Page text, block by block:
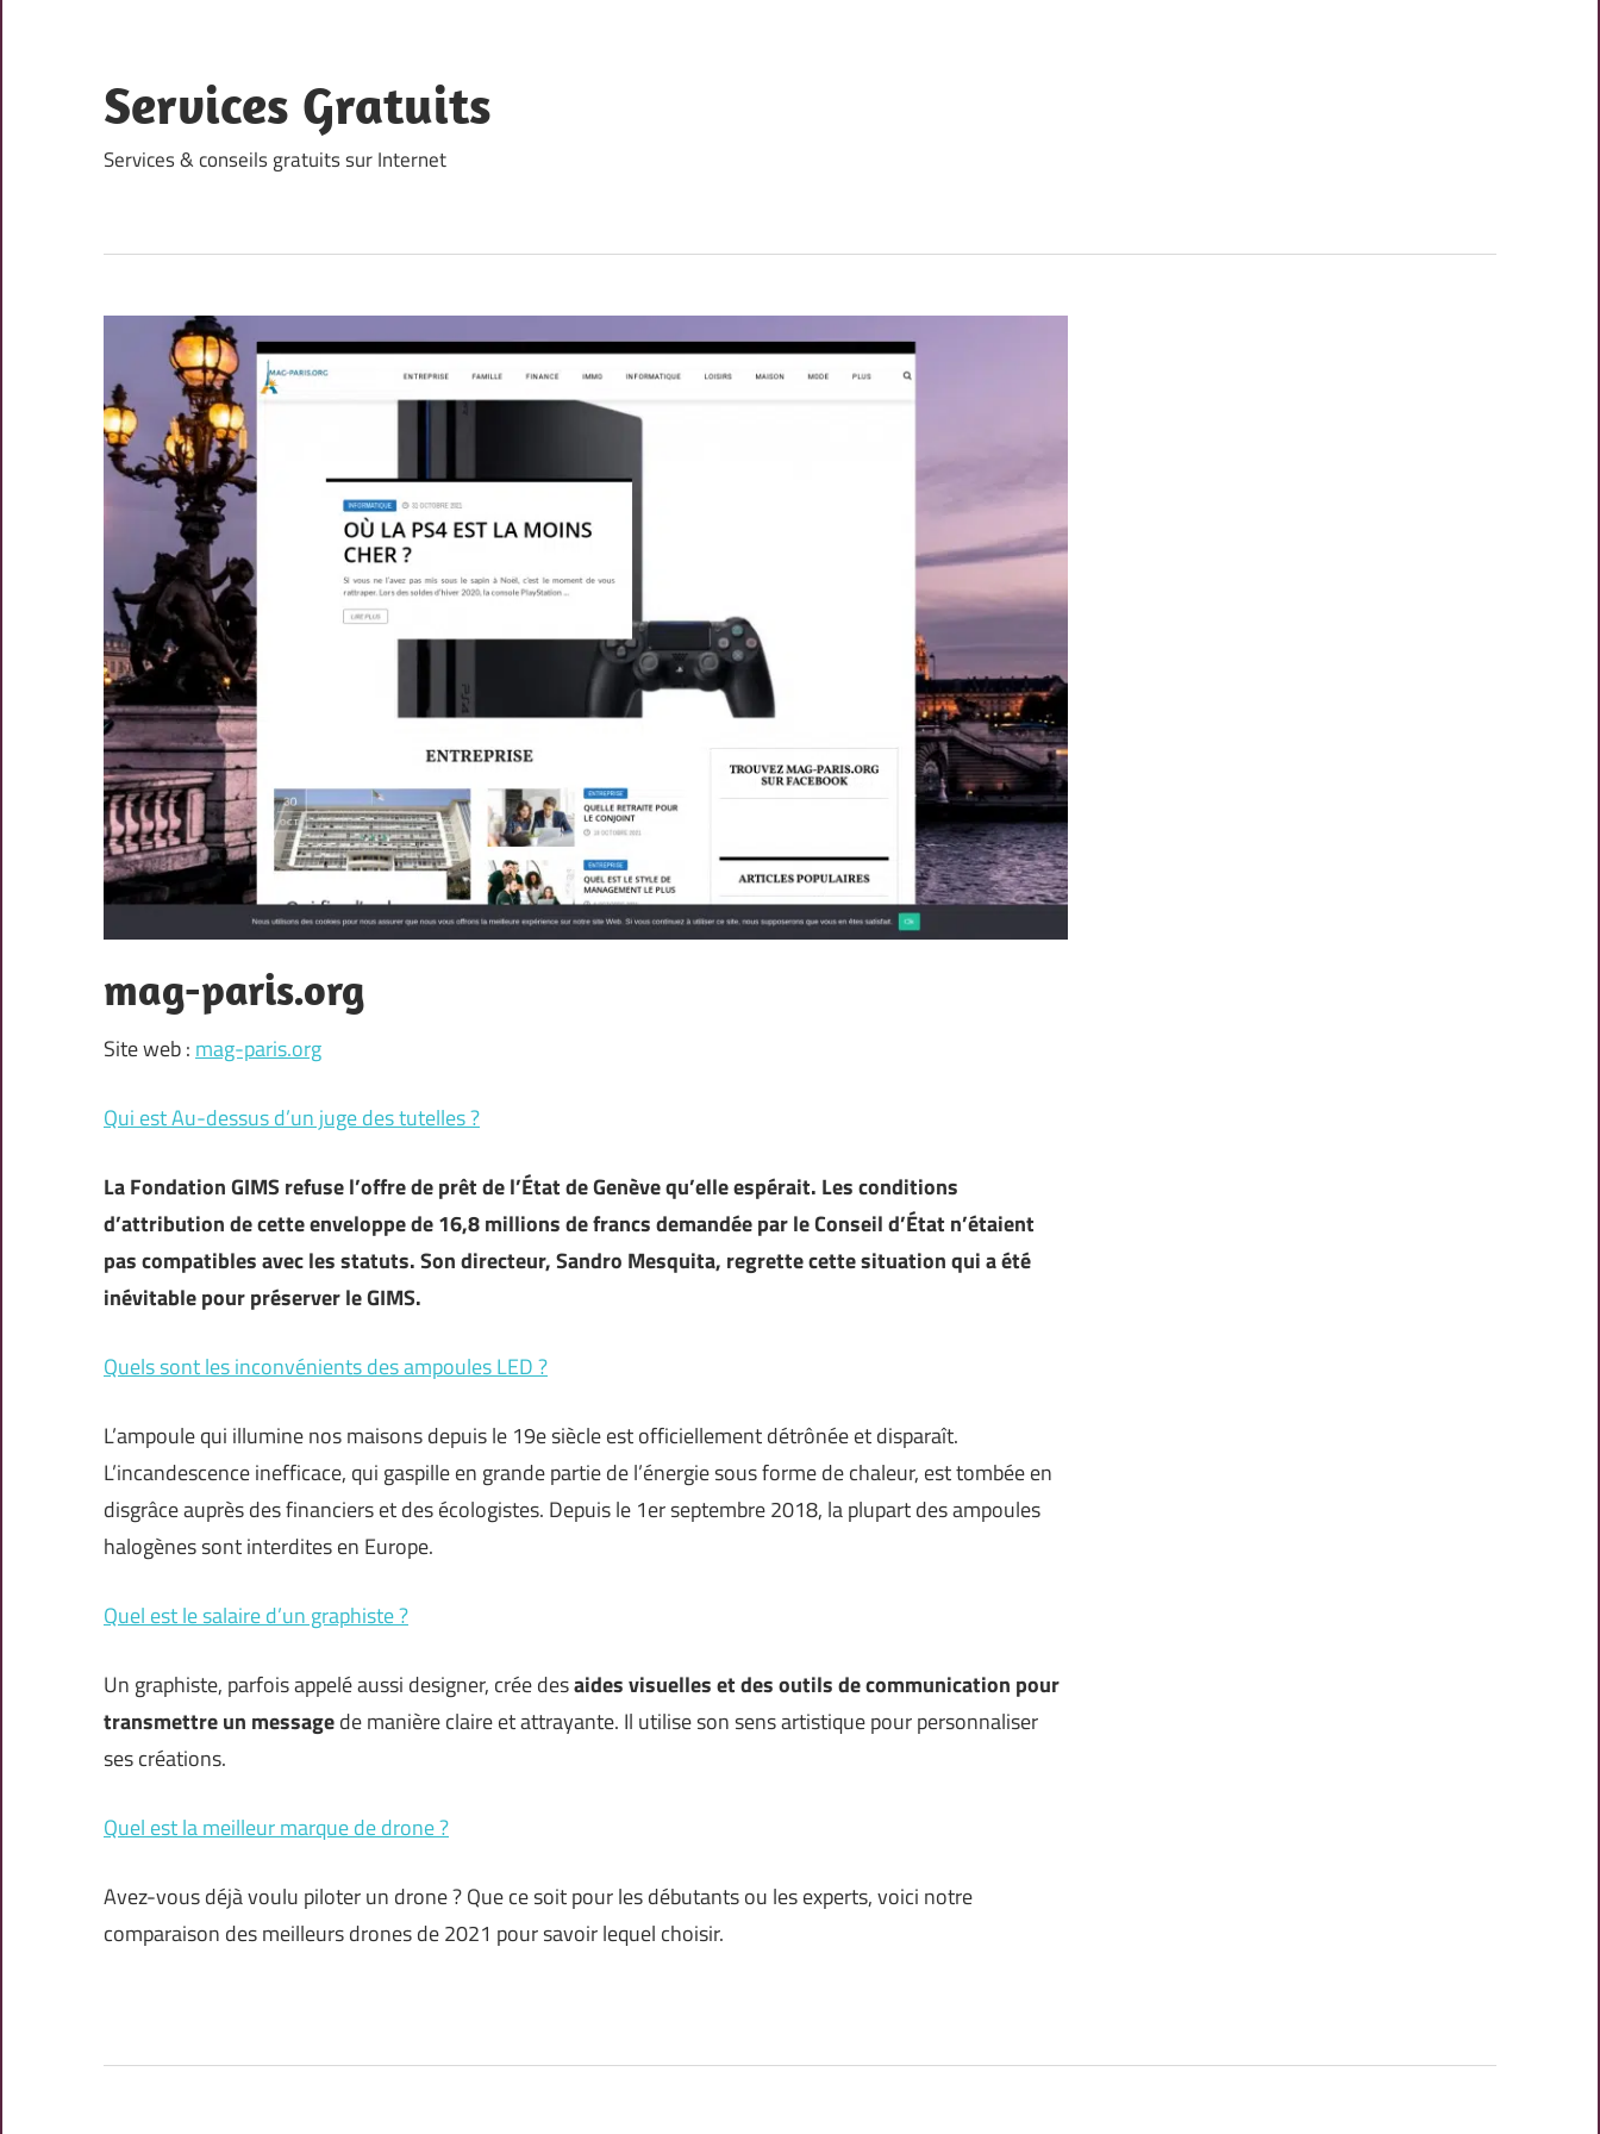
content
Services Gratuits
Services & conseils gratuits sur Internet
mag-paris.org
Site web : mag-paris.org
Qui est Au-dessus d’un juge des tutelles ?
La Fondation GIMS refuse l’offre de prêt de l’État de Genève qu’elle espérait. Les conditions
d’attribution de cette enveloppe de 16,8 millions de francs demandée par le Conseil d’État n’étaient
pas compatibles avec les statuts. Son directeur, Sandro Mesquita, regrette cette situation qui a été
inévitable pour préserver le GIMS.
Quels sont les inconvénients des ampoules LED ?
L’ampoule qui illumine nos maisons depuis le 19e siècle est officiellement détrônée et disparaît.
L’incandescence inefficace, qui gaspille en grande partie de l’énergie sous forme de chaleur, est tombée en
disgrâce auprès des financiers et des écologistes. Depuis le 1er septembre 2018, la plupart des ampoules
halogènes sont interdites en Europe.
Quel est le salaire d’un graphiste ?
Un graphiste, parfois appelé aussi designer, crée desaides visuelles et des outils de communication pour
transmettre un messagede manière claire et attrayante. Il utilise son sens artistique pour personnaliser
ses créations.
Quel est la meilleur marque de drone ?
Avez-vous déjà voulu piloter un drone ? Que ce soit pour les débutants ou les experts, voici notre
comparaison des meilleurs drones de 2021 pour savoir lequel choisir.